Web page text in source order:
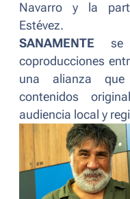
Navarro y la
Estévez.
SANAMENTE se
coproducciones
una alianza
contenidos
audiencia local y